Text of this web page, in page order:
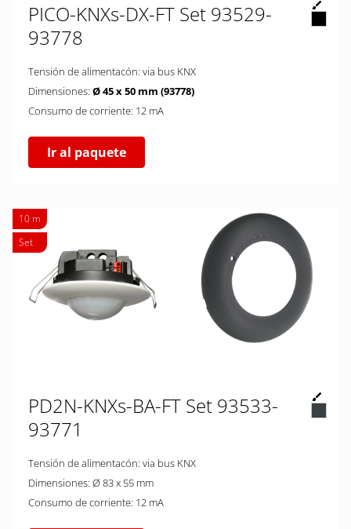
PICO-KNXs-DX-FT Set 93529-
93778
Tensión de alimentacón: via bus KNX
Dimensiones: Ø 45 x 50 mm (93778)
Consumo de corriente: 12 mA
Ir al paquete
10 m
Set
PD2N-KNXs-BA-FT Set 93533-
93771
Tensión de alimentacón: via bus KNX
Dimensiones: Ø 83 x 55 mm
Consumo de corriente: 12 mA